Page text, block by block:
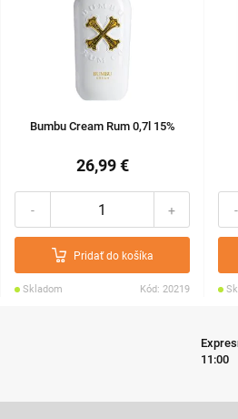
Bumbu Cream Rum 0,7l 15%
26,99 €
- +
Pridať do košíka
Skladom Kód: 20219
-
Expresné doručenie tovaru